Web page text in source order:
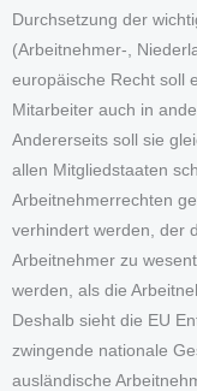
Durchsetzung der
(Arbeitnehmer-,
europäische Recht soll
Mitarbeiter auch in
Andererseits soll sie
allen Mitgliedstaaten
Arbeitnehmerrechten
verhindert werden, der
Arbeitnehmer zu
werden, als die
Deshalb sieht die EU
zwingende nationale
ausländische